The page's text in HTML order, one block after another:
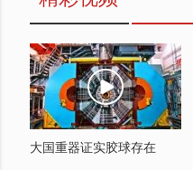
大国重器证实胶球存在